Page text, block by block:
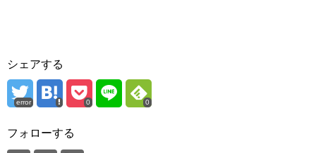
シェアする
error 0 0
フォローする